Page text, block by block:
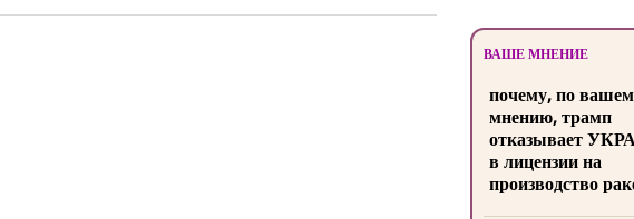
ВАШЕ МНЕНИЕ
почему, по
мнению, трамп
отказывает
в лицензии на
производство